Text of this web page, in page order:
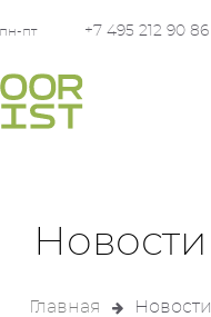
пт +7 495 212 90 86
Новости
Главная Новости